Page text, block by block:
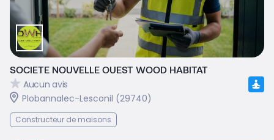
SOCIETE NOUVELLE OUEST WOOD HABITAT
Aucun avis
Plobannalec-Lesconil (29740)
Constructeur de maisons